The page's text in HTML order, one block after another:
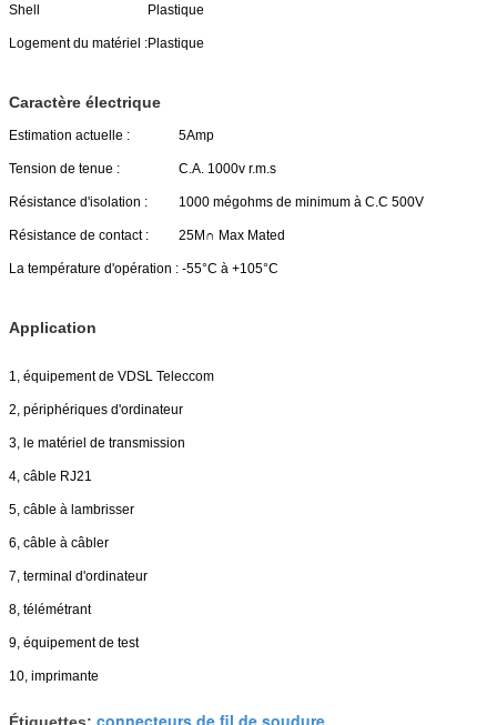
Shell Plastique
Logement du matériel :Plastique
Caractère électrique
Estimation actuelle : 5Amp
Tension de tenue : C.A. 1000v r.m.s
Résistance d'isolation : 1000 mégohms de minimum à C.C 500V
Résistance de contact : 25M∩ Max Mated
La température d'opération : -55°C à +105°C
Application
1, équipement de VDSL Teleccom
2, périphériques d'ordinateur
3, le matériel de transmission
4, câble RJ21
5, câble à lambrisser
6, câble à câbler
7, terminal d'ordinateur
8, télémétrant
9, équipement de test
10, imprimante
Étiquettes: connecteurs de fil de soudure ,